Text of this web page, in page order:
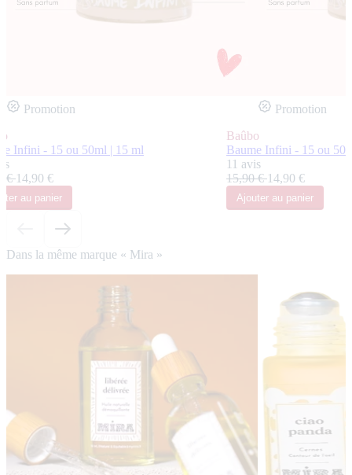
Promotion
Infini - 15 ou 50ml | 15 ml
€14,90 €
au panier
Promotion
Baûbo
Baume Infini - 15 ou
11 avis
15,90 €14,90 €
Ajouter au panier
Dans la même marque « Mira »